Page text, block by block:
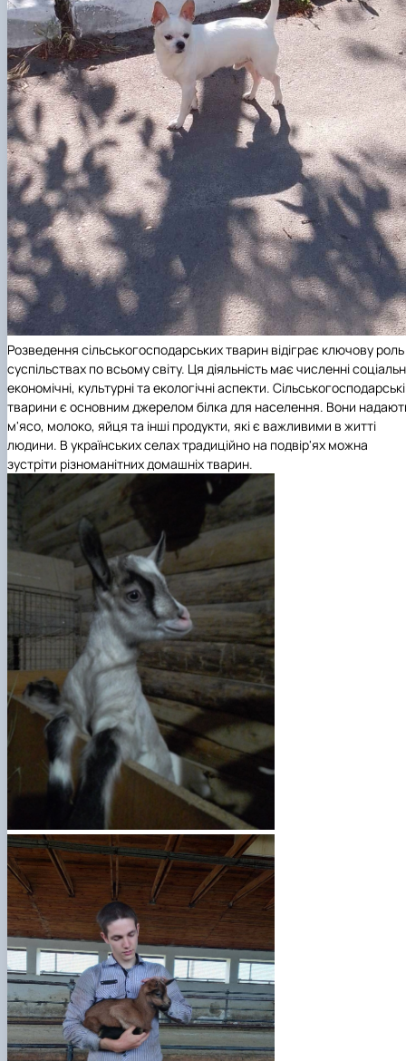
Розведення сільськогосподарських тварин відіграє ключову роль
суспільствах по всьому світу. Ця діяльність має численні
економічні, культурні та екологічні аспекти. Сільськогосподарські
тварини є основним джерелом білка для населення. Вони
м'ясо, молоко, яйця та інші продукти, які є важливими в житті
людини. В українських селах традиційно на подвір'ях можна
зустріти різноманітних домашніх тварин.